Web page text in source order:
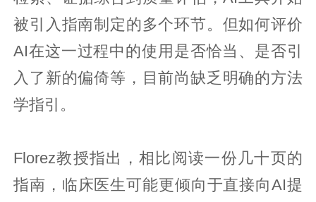
被引入指南制定的多个环节。但如何评价
AI在这一过程中的使用是否恰当、是否引
入了新的偏倚等，目前尚缺乏明确的方法
学指引。
Florez教授指出，相比阅读一份几十页的
指南，临床医生可能更倾向于直接向AI提